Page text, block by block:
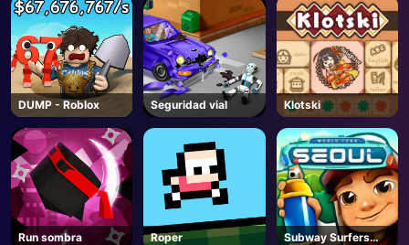
DUMP - Roblox Seguridad vial Klotski
Run sombra Roper
Subway Surfers